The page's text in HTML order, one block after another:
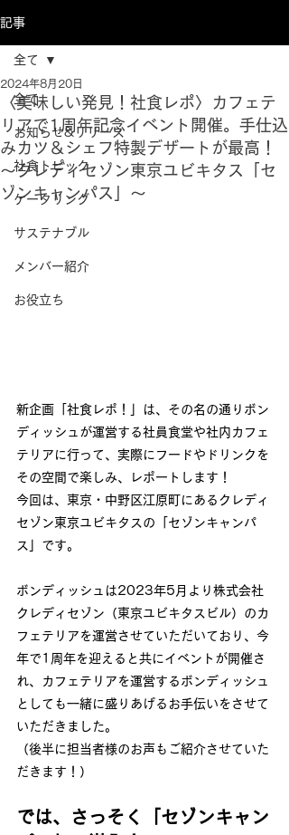
記事
全て
お知らせ&リリース
社食トピック
ケータリング
サステナブル
メンバー紹介
お役立ち
全て
〈美味しい発見！社食レポ〉カフェテ
リアで1周年記念イベント開催。手仕込
みカツ＆シェフ特製デザートが最高！
～クレディセゾン東京ユビキタス「セ
ゾンキャンパス」～
2024年8月20日
新企画「社食レポ！」は、その名の通りボン
ディッシュが運営する社員食堂や社内カフェ
テリアに行って、実際にフードやドリンクを
その空間で楽しみ、レポートします！
今回は、東京・中野区江原町にあるクレディ
セゾン東京ユビキタスの「セゾンキャンパ
ス」です。
ボンディッシュは2023年5月より株式会社
クレディセゾン（東京ユビキタスビル）のカ
フェテリアを運営させていただいており、今
年で1周年を迎えると共にイベントが開催さ
れ、カフェテリアを運営するボンディッシュ
としても一緒に盛りあげるお手伝いをさせて
いただきました。
（後半に担当者様のお声もご紹介させていた
だきます！）
では、さっそく「セゾンキャン